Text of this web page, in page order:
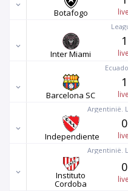
Botafogo
Inter Miami
1
Barcelona SC
1
Argentinië.
Independiente
0
Argentinië.
Instituto
Cordoba
0